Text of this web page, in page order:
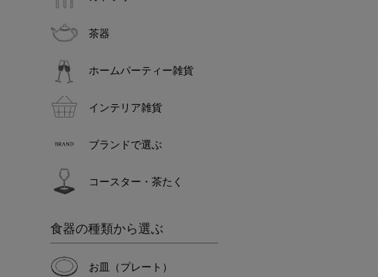
茶器
ホームパーティー雑貨
インテリア雑貨
ブランドで選ぶ
コースター・茶たく
食器の種類から選ぶ
お皿（プレート）